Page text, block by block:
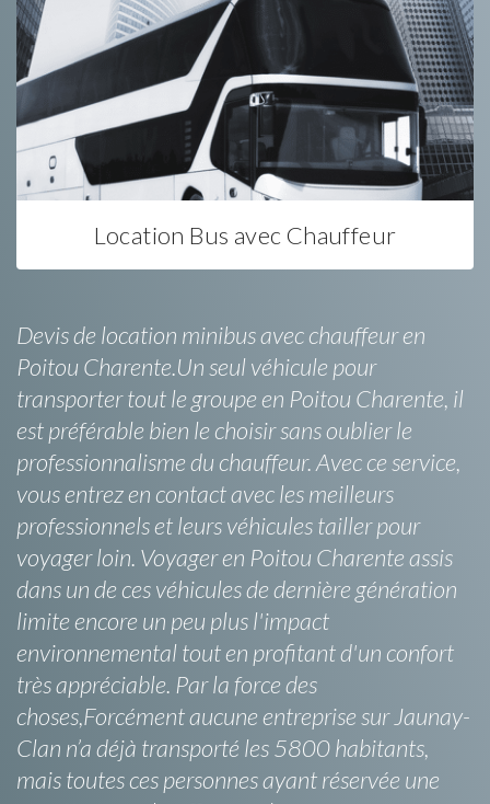
Location Bus avec Chauffeur
Devis de location minibus avec chauffeur en
Poitou Charente.Un seul véhicule pour
transporter tout le groupe en Poitou Charente, il
est préférable bien le choisir sans oublier le
professionnalisme du chauffeur. Avec ce service,
vous entrez en contact avec les meilleurs
professionnels et leurs véhicules tailler pour
voyager loin. Voyager en Poitou Charente assis
dans un de ces véhicules de dernière génération
limite encore un peu plus l'impact
environnemental tout en profitant d'un confort
très appréciable. Par la force des
choses,Forcément aucune entreprise sur Jaunay-
Clan n’a déjà transporté les 5800 habitants,
mais toutes ces personnes ayant réservée une